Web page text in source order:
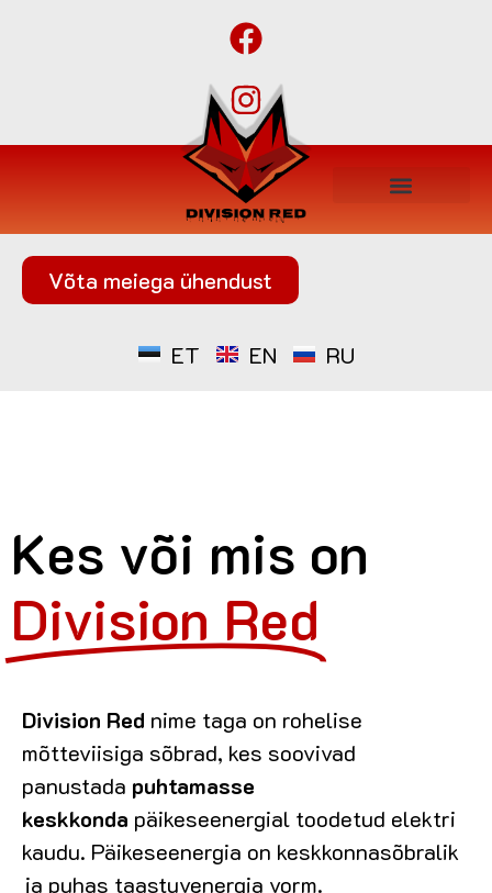
ET EN RU
Võta meiega ühendust
Kes või mis on
Division Red
Division Red nime taga on rohelise
mõtteviisiga sõbrad, kes soovivad
panustada puhtamasse
keskkonda päikeseenergial toodetud elektri
kaudu. Päikeseenergia on keskkonnasõbralik
ja puhas taastuvenergia vorm.